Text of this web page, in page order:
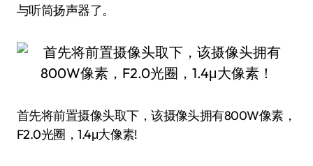
与听筒扬声器了。
首先将前置摄像头取下，该摄像头拥有800W像素，
F2.0光圈，1.4μ大像素!